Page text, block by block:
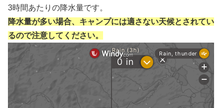
3時間あたりの降水量です。
降水量が多い場合、キャンプには適さない天候とされてい
るので注意してください。